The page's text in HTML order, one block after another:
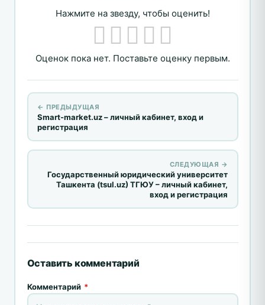
Нажмите на звезду, чтобы оценить!
Оценок пока нет. Поставьте оценку первым.
← ПРЕДЫДУЩАЯ
Smart-market.uz – личный кабинет, вход и
регистрация
СЛЕДУЮЩАЯ →
Государственный юридический университет
Ташкента (tsul.uz) ТГЮУ – личный кабинет,
вход и регистрация
Оставить комментарий
Комментарий *